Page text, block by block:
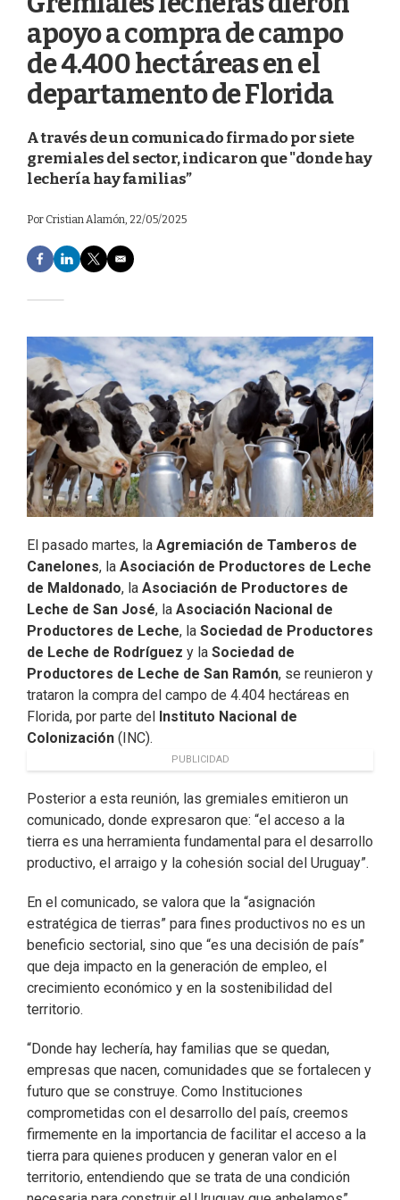
apoyo a compra de campo
de 4.400 hectáreas en el
departamento de Florida
A través de un comunicado firmado por siete
gremiales del sector, indicaron que "donde hay
lechería hay familias”
Por Cristian Alamón, 22/05/2025
F
a
e
o
o
k
L
i
d
I
n
T
w
e
r
E
m
El pasado martes, la Agremiación de Tamberos de
Canelones, la Asociación de Productores de Leche
de Maldonado, la Asociación de Productores de
Leche de San José, la Asociación Nacional de
Productores de Leche, la Sociedad de Productores
de Leche de Rodríguez y la Sociedad de
Productores de Leche de San Ramón, se reunieron y
trataron la compra del campo de 4.404 hectáreas en
Florida, por parte del
Instituto Nacional de
Colonización (INC).
PUBLICIDAD
Posterior a esta reunión, las gremiales emitieron un
comunicado, donde expresaron que: “el acceso a la
tierra es una herramienta fundamental para el desarrollo
productivo, el arraigo y la cohesión social del Uruguay”.
En el comunicado, se valora que la “asignación
estratégica de tierras” para fines productivos no es un
beneficio sectorial, sino que “es una decisión de país”
que deja impacto en la generación de empleo, el
crecimiento económico y en la sostenibilidad del
territorio.
“Donde hay lechería, hay familias que se quedan,
empresas que nacen, comunidades que se fortalecen y
futuro que se construye. Como Instituciones
comprometidas con el desarrollo del país, creemos
firmemente en la importancia de facilitar el acceso a la
tierra para quienes producen y generan valor en el
territorio, entendiendo que se trata de una condición